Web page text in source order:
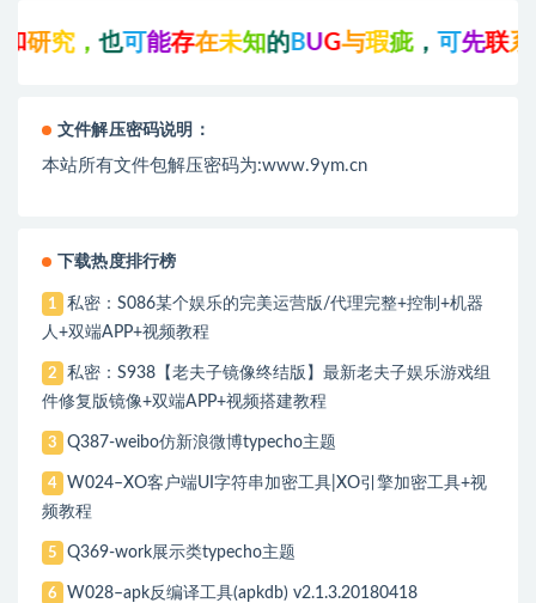
研究，也 可能 存在未知的BUG与瑕疵，可 先 联系站
文件解压密码说明：
本站所有文件包解压密码为:www.9ym.cn
下载热度排行榜
1
私密：S086某个娱乐的完美运营版/代理完整+控制+机器
人+双端APP+视频教程
2
私密：S938【老夫子镜像终结版】最新老夫子娱乐游戏组
件修复版镜像+双端APP+视频搭建教程
3 Q387-weibo仿新浪微博typecho主题
4
W024–XO客户端UI字符串加密工具|XO引擎加密工具+视
频教程
5 Q369-work展示类typecho主题
6 W028–apk反编译工具(apkdb) v2.1.3.20180418